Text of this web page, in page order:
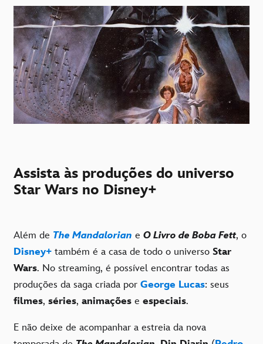
Assista às produções do universo
Star Wars no Disney+
Além de The Mandalorian e O Livro de Boba Fett, o
Disney+ também é a casa de todo o universo Star
Wars. No streaming, é possível encontrar todas as
produções da saga criada por George Lucas: seus
filmes, séries, animações e especiais.
E não deixe de acompanhar a estreia da nova